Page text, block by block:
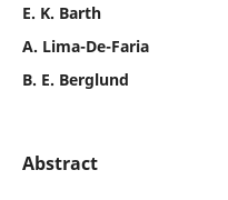
E. K. Barth
A. Lima-De-Faria
B. E. Berglund
Abstract